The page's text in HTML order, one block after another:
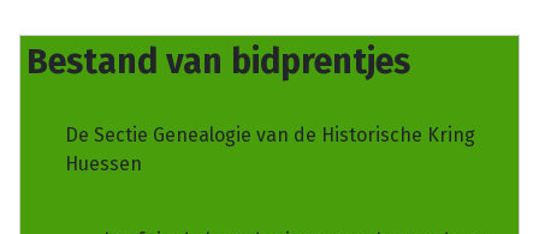
Bestand van bidprentjes
De Sectie Genealogie van de Historische Kring
Huessen